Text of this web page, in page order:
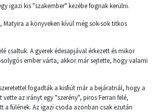
igazi kis "szakember" kezébe fognak kerülni.
a könyveken kívül még sok-sok titkos
csaltuk. A gyerek édesapjával érkezett és mikor
ember várta, akkor már sejtette, hogy valami
fogadták a kisfiút már a bejáratnál, hogy a
az irányt egy "szerény", piros Ferrari felé,
fülének. Az igazi csoda azonban csak ezután